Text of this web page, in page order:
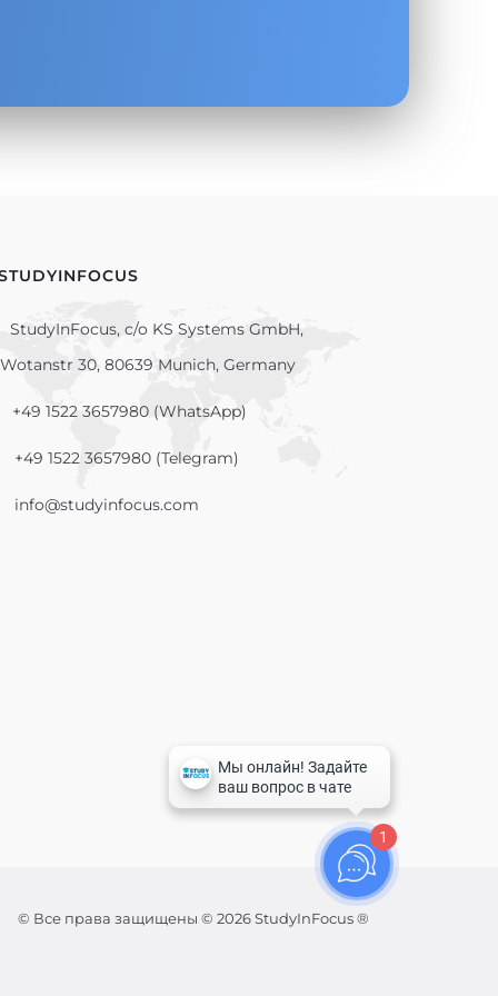
StudyInFocus, c/o KS Systems GmbH,
Wotanstr 30, 80639 Munich, Germany
+49 1522 3657980 (WhatsApp)
+49 1522 3657980 (Telegram)
info@studyinfocus.com
© Все права защищены © 2026 StudyInFocus ®
1